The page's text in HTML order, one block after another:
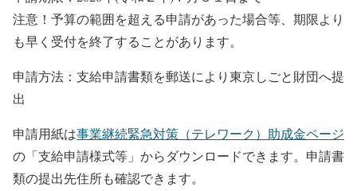
注意！予算の範囲を超える申請があった場合等、期限より
も早く受付を終了することがあります。
申請方法：支給申請書類を郵送により東京しごと財団へ提
出
申請用紙は事業継続緊急対策（テレワーク）助成金ページ
の「支給申請様式等」からダウンロードできます。申請書
類の提出先住所も確認できます。